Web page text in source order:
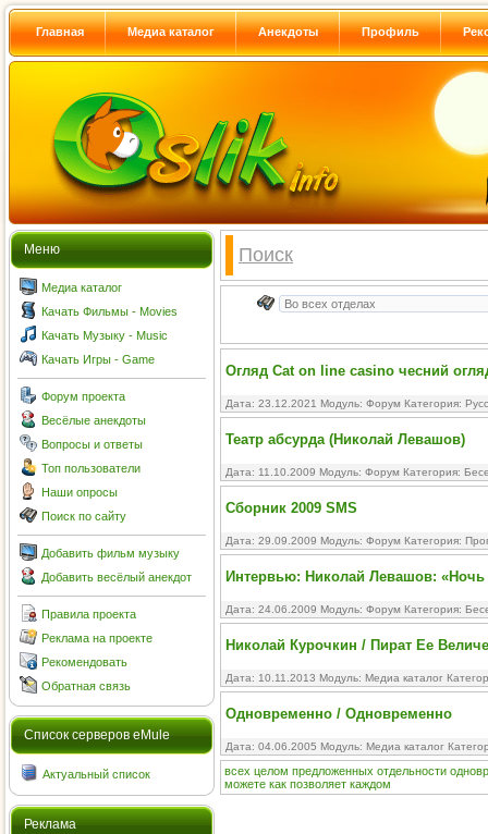
Главная Медиа каталог Анекдоты Профиль
Меню
Медиа каталог
Качать Фильмы - Movies
Качать Музыку - Music
Качать Игры - Game
Форум проекта
Весёлые анекдоты
Вопросы и ответы
Топ пользователи
Наши опросы
Поиск по сайту
Добавить фильм музыку
Добавить весёлый анекдот
Правила проекта
Реклама на проекте
Рекомендовать
Обратная связь
Cписок серверов eMule
Актуальный список
Реклама
Поиск
Огляд Cat on line casino чесний
Дата: 23.12.2021 Модуль: Форум Категория:
Театр абсурда (Николай Левашов)
Дата: 11.10.2009 Модуль: Форум Категория:
Сборник 2009 SMS
Дата: 29.09.2009 Модуль: Форум Категория:
Интервью: Николай Левашов:
Дата: 24.06.2009 Модуль: Форум Категория:
Николай Курочкин / Пират Ее
Дата: 10.11.2013 Модуль: Медиа каталог
Одновременно / Одновременно
Дата: 04.06.2005 Модуль: Медиа каталог
всех целом предложенных отдельности
можете как позволяет каждом